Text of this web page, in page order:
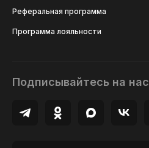
Реферальная программа
Программа лояльности
Подписывайтесь на нас